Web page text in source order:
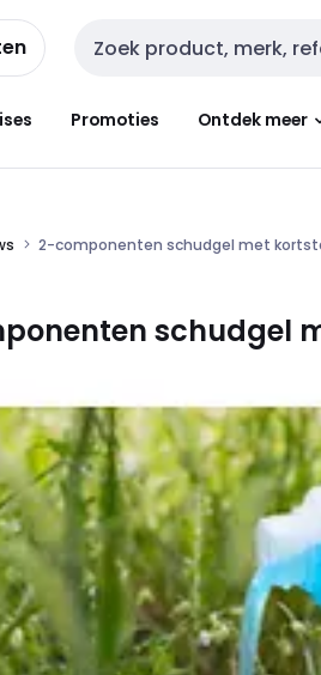
Zoekveld invoer
Promoties Ontdek meer
2-componenten schudgel met
schudgel